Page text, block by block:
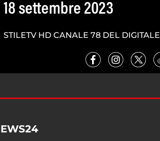
18 settembre 2023
STILETV HD CANALE 78 DEL